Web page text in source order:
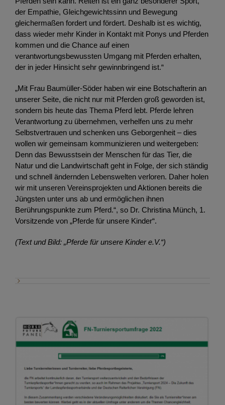
der Empathie, Gleichgewichtssinn und Bewegung
gleichermaßen fordert und fördert. Deshalb ist es wichtig,
dass wieder mehr Kinder in Kontakt mit Ponys und Pferden
kommen und die Chance auf einen
verantwortungsbewussten Umgang mit Pferden erhalten,
der in jeder Hinsicht sehr gewinnbringend ist.“
„Mit Frau Baumüller-Söder haben wir eine Botschafterin an
unserer Seite, die nicht nur mit Pferden groß geworden ist,
sondern bis heute das Thema Pferd lebt. Pferde lehren
Verantwortung zu übernehmen, verhelfen uns zu mehr
Selbstvertrauen und schenken uns Geborgenheit – dies
wollen wir gemeinsam kommunizieren und weitergeben:
Denn das Bewusstsein der Menschen für das Tier, die
Natur und die Landwirtschaft geht in Folge, der sich ständig
und schnell ändernden Lebenswelten verloren. Daher holen
wir mit unseren Vereinsprojekten und Aktionen bereits die
Jüngsten unter uns ab und ermöglichen ihnen
Berührungspunkte zum Pferd.“, so Dr. Christina Münch, 1.
Vorsitzende von „Pferde für unsere Kinder“.
(Text und Bild: „Pferde für unsere Kinder e.V.“)
gefragt